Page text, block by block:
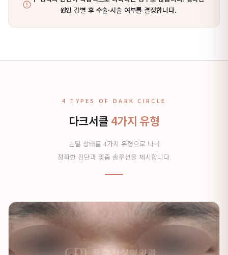
원인 감별 후 수술·시술 여부를 결정합니다.
4 TYPES OF DARK CIRCLE
다크서클4가지 유형
눈밑 상태를 4가지 유형으로 나눠
정확한 진단과 맞춤 솔루션을 제시합니다.